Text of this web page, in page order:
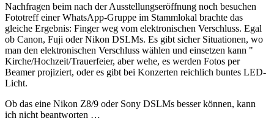
Nachfragen beim nach der Ausstellungseröffnung noch besuchen
Fototreff einer WhatsApp-Gruppe im Stammlokal brachte das
gleiche Ergebnis: Finger weg vom elektronischen Verschluss. Egal
ob Canon, Fuji oder Nikon DSLMs. Es gibt sicher Situationen, wo
man den elektronischen Verschluss wählen und einsetzen kann "
Kirche/Hochzeit/Trauerfeier, aber wehe, es werden Fotos per
Beamer projiziert, oder es gibt bei Konzerten reichlich buntes LED-
Licht.
Ob das eine Nikon Z8/9 oder Sony DSLMs besser können, kann
ich nicht beantworten …